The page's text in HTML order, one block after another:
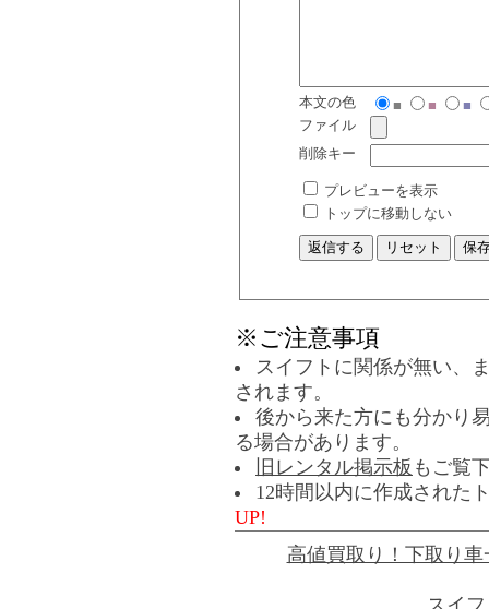
本文の色 ■ ■
■
ファイル
削除キー
プレビューを表示
トップに移動しない
※ご注意事項
スイフトに関係が無い、
されます。
後から来た方にも分かり
る場合があります。
旧レンタル掲示板 もご覧
12時間以内に作成された
UP!
高値買取り！下取り車
スイ